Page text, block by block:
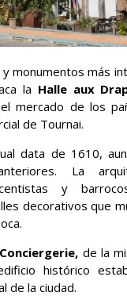
monumentos más
la Halle aux
mercado de los
de Tournai.
data de 1610,
La
y
decorativos que
de la
histórico
de la ciudad.